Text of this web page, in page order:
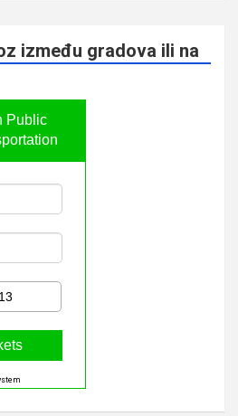
između gradova ili na
Public